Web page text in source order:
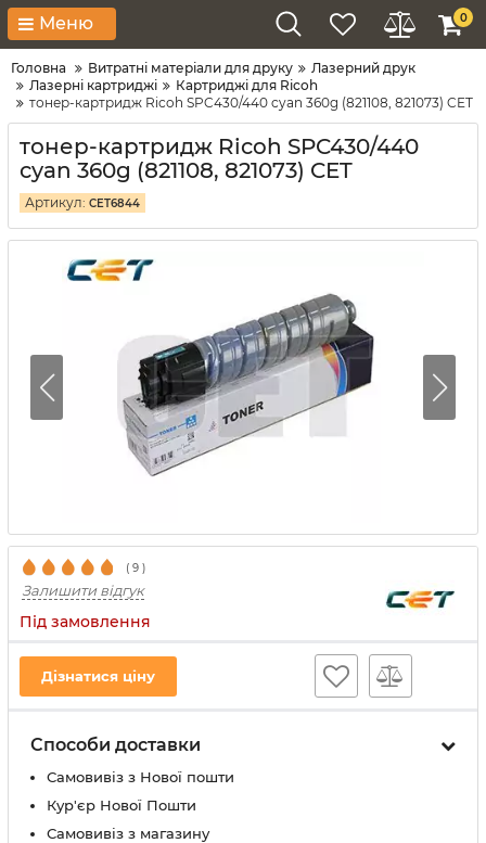
Меню 0
Головна Витратні матеріали для друку
Лазерний друк
Лазерні картриджі
Картриджі для Ricoh
тонер-картридж Ricoh SPC430/440 cyan 360g (821108, 821073) CET
тонер-картридж Ricoh SPC430/440
cyan 360g (821108, 821073) CET
Артикул: CET6844
( 9 )
Залишити відгук
Під замовлення
Дізнатися ціну
Способи доставки
Самовивіз з Нової пошти
Кур'єр Нової Пошти
Самовивіз з магазину